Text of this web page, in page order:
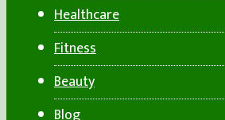
Healthcare
Fitness
Beauty